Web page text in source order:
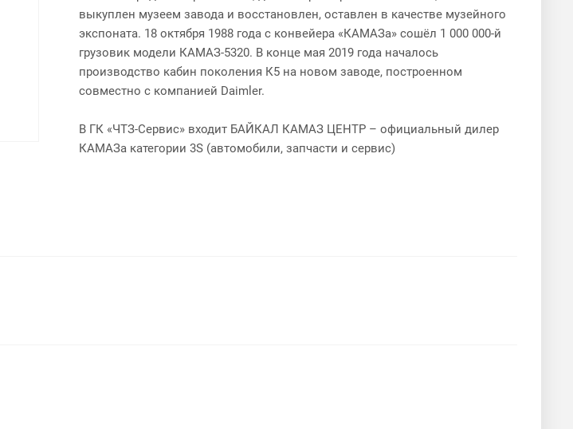
выкуплен музеем завода и восстановлен, оставлен в качестве музейного
экспоната. 18 октября 1988 года с конвейера «КАМАЗа» сошёл 1 000 000-й
грузовик модели КАМАЗ-5320. В конце мая 2019 года началось
производство кабин поколения К5 на новом заводе, построенном
совместно с компанией Daimler.
В ГК «ЧТЗ-Сервис» входит БАЙКАЛ КАМАЗ ЦЕНТР – официальный дилер
КАМАЗа категории 3S (автомобили, запчасти и сервис)